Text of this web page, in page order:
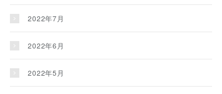
2022年7月
2022年6月
2022年5月